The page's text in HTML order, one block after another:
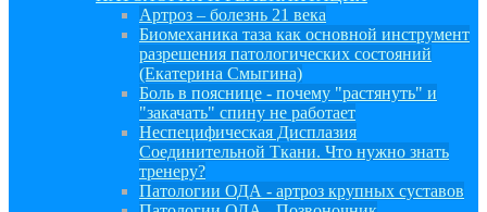
Артроз – болезнь 21 века
Биомеханика таза как основной инструмент
разрешения патологических состояний
(Екатерина Смыгина)
Боль в пояснице - почему "растянуть" и
"закачать" спину не работает
Неспецифическая Дисплазия
Соединительной Ткани. Что нужно знать
тренеру?
Патологии ОДА - артроз крупных суставов